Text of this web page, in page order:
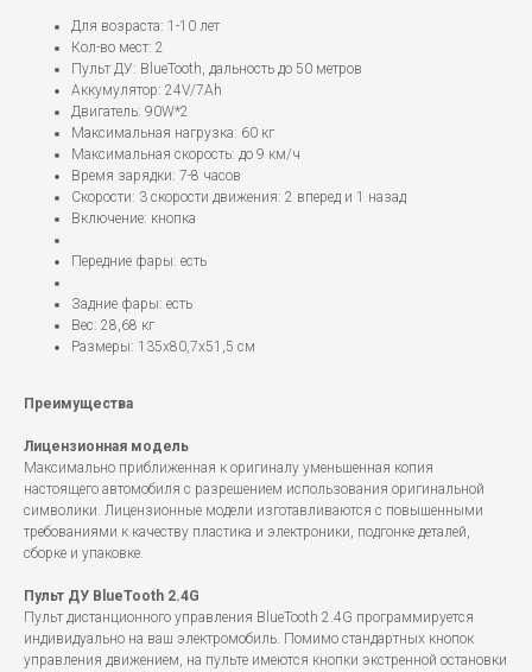
Для возраста: 1-10 лет
Кол-во мест: 2
Пульт ДУ: BlueTooth, дальность до 50 метров
Аккумулятор: 24V/7Ah
Двигатель: 90W*2
Максимальная нагрузка: 60 кг
Максимальная скорость: до 9 км/ч
Время зарядки: 7-8 часов
Скорости: 3 скорости движения: 2 вперед и 1 назад
Включение: кнопка
Передние фары: есть
Задние фары: есть
Вес: 28,68 кг
Размеры: 135x80,7x51,5 см
Преимущества
Лицензионная модель
Максимально приближенная к оригиналу уменьшенная копия
настоящего автомобиля с разрешением использования оригинальной
символики. Лицензионные модели изготавливаются с повышенными
требованиями к качеству пластика и электроники, подгонке деталей,
сборке и упаковке.
Пульт ДУ BlueTooth 2.4G
Пульт дистанционного управления BlueTooth 2.4G программируется
индивидуально на ваш электромобиль. Помимо стандартных кнопок
управления движением, на пульте имеются кнопки экстренной остановки